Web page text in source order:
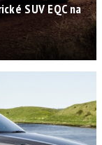
SUV EQC na